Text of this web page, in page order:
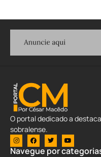
O portal dedicado a
sobralense.
Navegue por